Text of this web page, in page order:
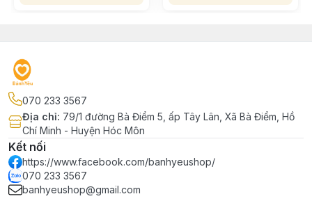
070 233 3567
Địa chỉ: 79/1 đường Bà Điểm 5, ấp Tây Lân, Xã Bà Điểm, Hồ
Chí Minh - Huyện Hóc Môn
Kết nối
https://www.facebook.com/banhyeushop/
070 233 3567
banhyeushop@gmail.com